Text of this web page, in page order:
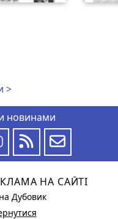
>
новинами
НА САЙТІ
Дубовик